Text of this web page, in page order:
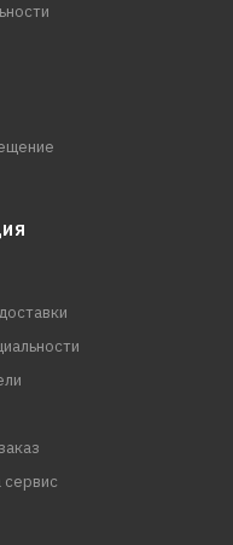
сервис